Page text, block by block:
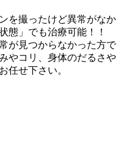
を撮ったけど異常がなか
態」でも治療可能！！
が見つからなかった方で
やコリ、身体のだるさや
任せ下さい。